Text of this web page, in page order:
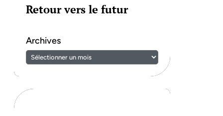
Retour vers le futur
Archives